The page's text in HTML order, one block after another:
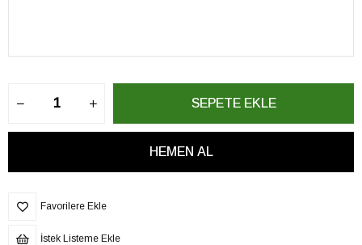
Favorilere Ekle
İstek Listeme Ekle